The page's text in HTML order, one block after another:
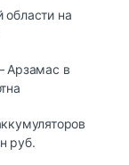
на
Арзамас в
руб.